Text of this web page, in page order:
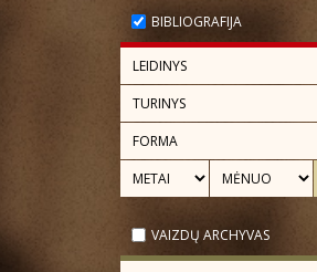
BIBLIOGRAFIJA
VAIZDŲ ARCHYVAS